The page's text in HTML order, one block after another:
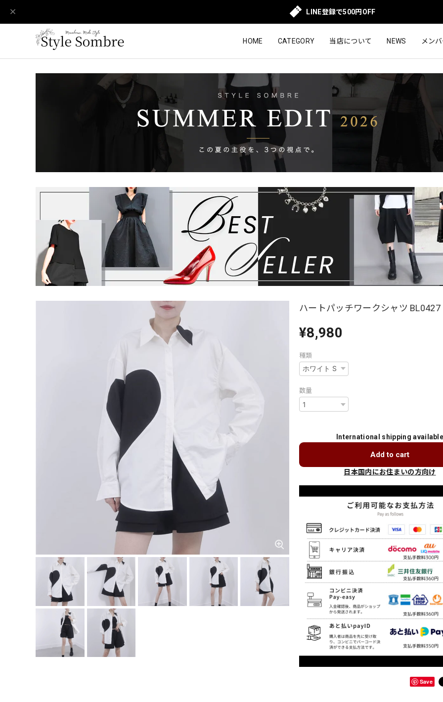
LINE登録で500円OFF
HOME CATEGORY 当店について NEWS メン
ハートパッチワークシャツ BL0427
¥8,980
種類
数量
International shipping
Add to cart
日本国内にお住まいの方向け
Save